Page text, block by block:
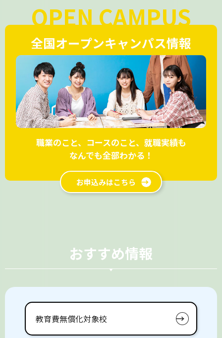
OPEN CAMPUS
全国オープンキャンパス情報
職業のこと、コースのこと、就職実績も
なんでも全部わかる！
お申込みはこちら
おすすめ情報
教育費無償化対象校